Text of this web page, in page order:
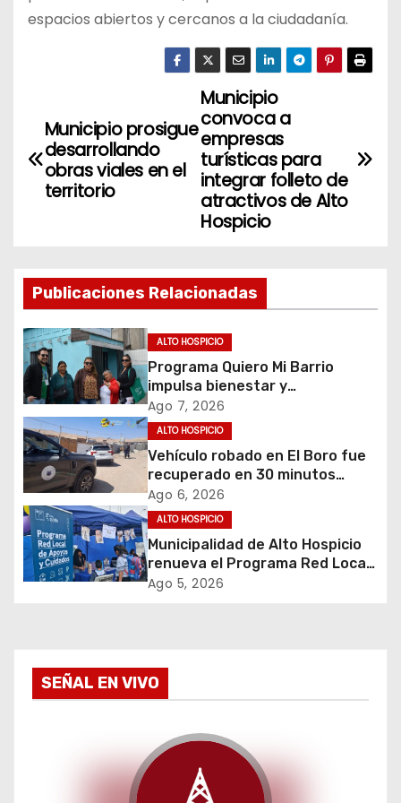
espacios abiertos y cercanos a la ciudadanía.
a
a
c
i
ó
n
d
e
e
r
a
Municipio
convoca a
empresas
turísticas para
integrar folleto de
atractivos de Alto
Hospicio
Municipio prosigue
desarrollando
obras viales en el
territorio
Publicaciones Relacionadas
ALTO HOSPICIO
Programa Quiero Mi Barrio
impulsa bienestar y
envejecimiento activo en
adultos mayores de Alto
Hospicio
Ago 7, 2026
ALTO HOSPICIO
Vehículo robado en El Boro fue
recuperado en 30 minutos
gracias a operativo coordinado
Ago 6, 2026
ALTO HOSPICIO
Municipalidad de Alto Hospicio
renueva el Programa Red Local
de Apoyos y Cuidados
Ago 5, 2026
SEÑAL EN VIVO